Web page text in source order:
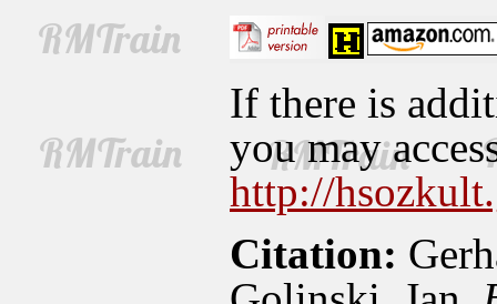
If there is
you may
http://
Citation: